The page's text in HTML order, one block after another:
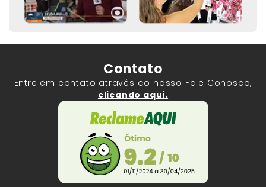
Contato
Entre em contato através do nosso Fale Conosco,
clicando aqui.